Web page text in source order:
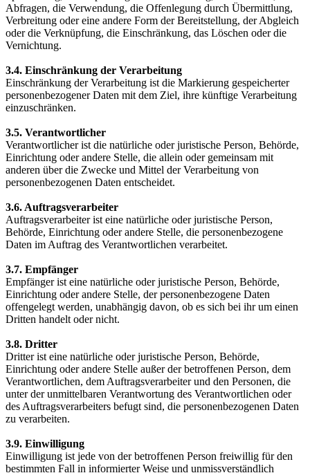
Abfragen, die Verwendung, die Offenlegung durch Übermittlung,
Verbreitung oder eine andere Form der Bereitstellung, der Abgleich
oder die Verknüpfung, die Einschränkung, das Löschen oder die
Vernichtung.
3.4. Einschränkung der Verarbeitung
Einschränkung der Verarbeitung ist die Markierung gespeicherter
personenbezogener Daten mit dem Ziel, ihre künftige Verarbeitung
einzuschränken.
3.5. Verantwortlicher
Verantwortlicher ist die natürliche oder juristische Person, Behörde,
Einrichtung oder andere Stelle, die allein oder gemeinsam mit
anderen über die Zwecke und Mittel der Verarbeitung von
personenbezogenen Daten entscheidet.
3.6. Auftragsverarbeiter
Auftragsverarbeiter ist eine natürliche oder juristische Person,
Behörde, Einrichtung oder andere Stelle, die personenbezogene
Daten im Auftrag des Verantwortlichen verarbeitet.
3.7. Empfänger
Empfänger ist eine natürliche oder juristische Person, Behörde,
Einrichtung oder andere Stelle, der personenbezogene Daten
offengelegt werden, unabhängig davon, ob es sich bei ihr um einen
Dritten handelt oder nicht.
3.8. Dritter
Dritter ist eine natürliche oder juristische Person, Behörde,
Einrichtung oder andere Stelle außer der betroffenen Person, dem
Verantwortlichen, dem Auftragsverarbeiter und den Personen, die
unter der unmittelbaren Verantwortung des Verantwortlichen oder
des Auftragsverarbeiters befugt sind, die personenbezogenen Daten
zu verarbeiten.
3.9. Einwilligung
Einwilligung ist jede von der betroffenen Person freiwillig für den
bestimmten Fall in informierter Weise und unmissverständlich